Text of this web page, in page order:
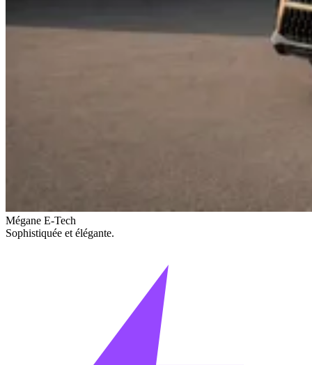
Mégane E-Tech
Sophistiquée et élégante.